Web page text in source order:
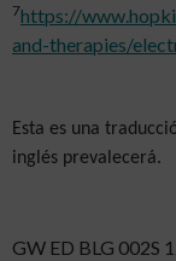
7https://
and-therapies/
Esta es una
inglés prevalecerá.
GW ED BLG 002S